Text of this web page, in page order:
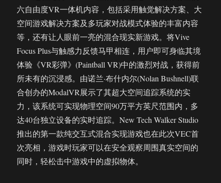
六自由度VR一体机内容，包括采用触觉解决方案、大
空间游戏解决方案及多玩家对战模式体验的丰富内容
等，还有让人眼前一亮的混合现实新游戏。将Vive
Focus Plus与触感力反馈马甲相连，用户即可身临其境
体验《VR彩弹》(Paintball VR)中的激烈对战，获得前
所未有的沉浸感。由诺兰·布什内尔(Nolan Bushnell)联
合创办的ModalVR展示了其超大空间追踪系统的实
力，该系统可实现物理空间90万平方英尺范围内，多
达40台独立设备的实时追踪。New Tech Walker Studio
推出的第一款纯交互式混合实现游戏也在此次VEC首
次亮相，游戏时玩家可以在安全观察周围真实空间的
同时，轻松击中游戏中的虚拟物体。